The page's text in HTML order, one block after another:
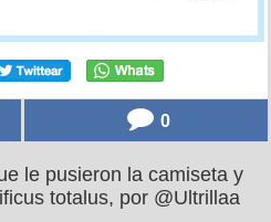
0
le pusieron la camiseta y
totalus, por @Ultrillaa